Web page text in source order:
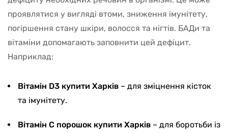
проявлятися у вигляді втоми, зниження імунітету,
погіршення стану шкіри, волосся та нігтів. БАДи та
вітаміни допомагають заповнити цей дефіцит.
Наприклад:
Вітамін D3 купити Харків – для зміцнення кісток
та імунітету.
Вітамін С порошок купити Харків – для боротьби із